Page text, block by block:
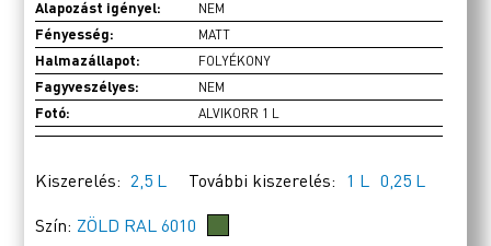
Alapozást igényel: NEM
Fényesség: MATT
Halmazállapot: FOLYÉKONY
Fagyveszélyes: NEM
Fotó: ALVIKORR 1 L
Kiszerelés: 2,5 L További kiszerelés: 1 L 0,25 L
Szín: ZÖLD RAL 6010